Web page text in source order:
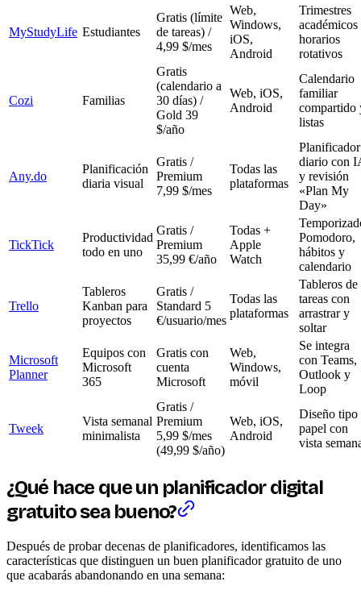
MyStudyLife Estudiantes
Gratis (límite
de tareas) /
4,99 $/mes
Web,
Windows,
iOS,
Android
Trimestres
académicos
horarios
rotativos
Cozi Familias
Gratis
(calendario a
30 días) /
Gold 39
$/año
Web, iOS,
Android
Calendario
familiar
compartido
listas
Any.do
Planificación
diaria visual
Gratis /
Premium
7,99 $/mes
Todas las
plataformas
Planificador
diario con
y revisión
«Plan My
Day»
TickTick
Productividad
todo en uno
Gratis /
Premium
35,99 €/año
Todas +
Apple
Watch
Pomodoro,
hábitos y
calendario
Trello
Tableros
Kanban para
proyectos
Gratis /
Standard 5
€/usuario/mes
Todas las
plataformas
Tableros de
tareas con
arrastrar y
soltar
Microsoft
Planner
Equipos con
Microsoft
365
Gratis con
cuenta
Microsoft
Web,
Windows,
móvil
Se integra
con Teams,
Outlook y
Loop
Tweek
Vista semanal
minimalista
Gratis /
Premium
5,99 $/mes
(49,99 $/año)
Web, iOS,
Android
Diseño tipo
papel con
vista
¿Qué hace que un planificador digital
gratuito sea bueno?
Después de probar decenas de planificadores, identificamos las
características que distinguen un buen planificador gratuito de uno
que acabarás abandonando en una semana: